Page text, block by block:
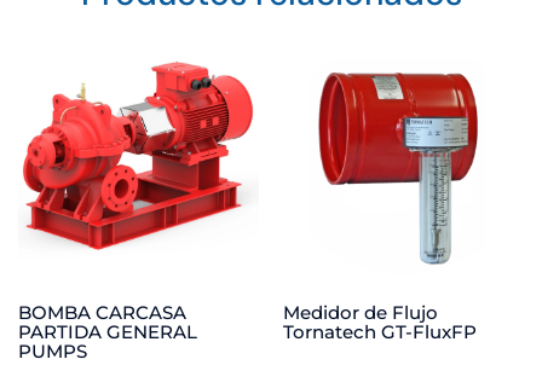
BOMBA CARCASA
PARTIDA GENERAL
PUMPS
Medidor de Flujo
Tornatech GT-FluxFP